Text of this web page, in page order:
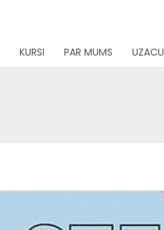
KURSI PAR MUMS